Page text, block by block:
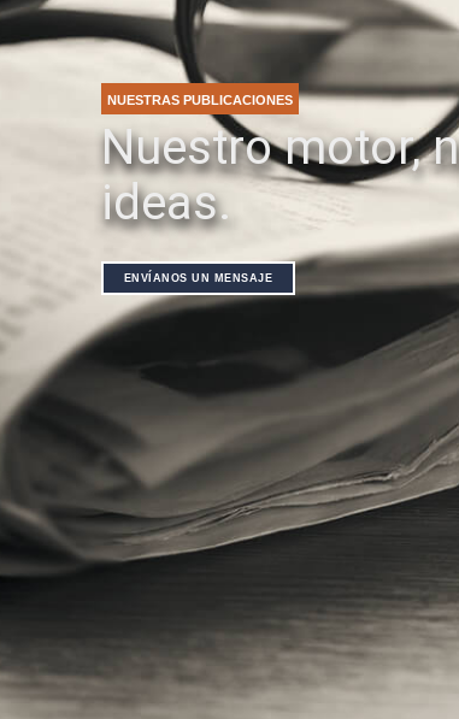
NUESTRAS PUBLICACIONES
Nuestro motor,
ideas.
ENVÍANOS UN MENSAJE